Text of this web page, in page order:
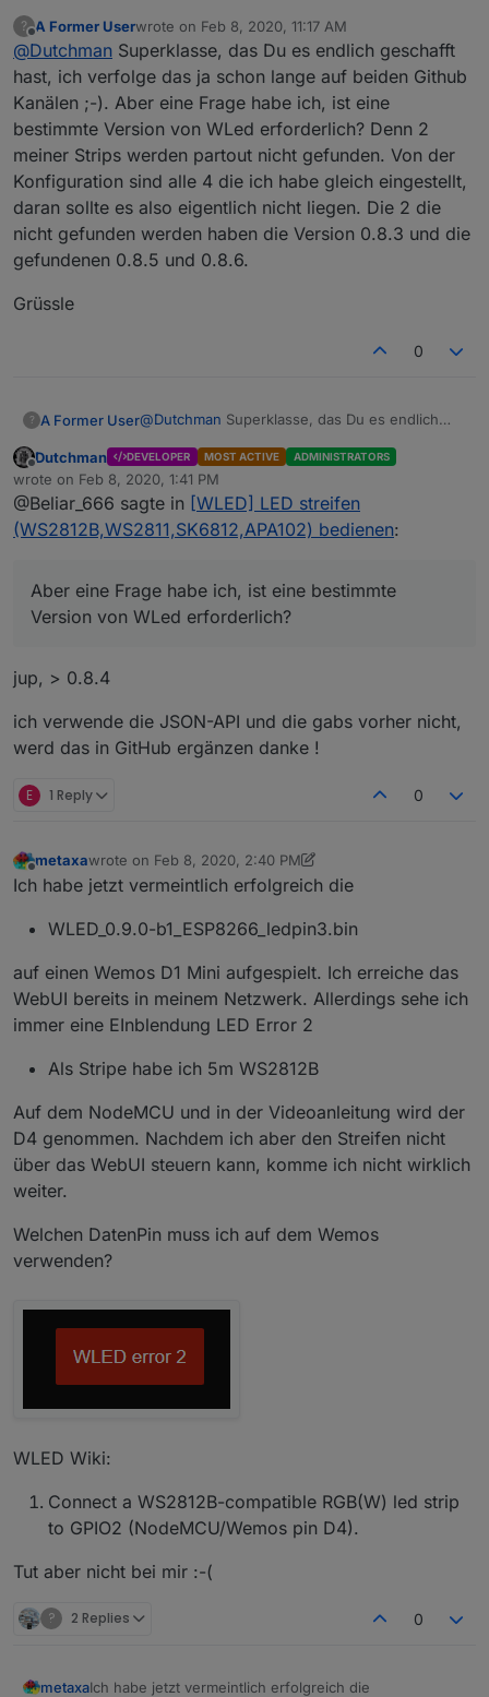
Wäre es theoretisch auch möglich, statt den ID
Nummern auch die Namen der Effekte in den
DP zu schreiben?
?
Offline
A Former Userwrote on Feb 8, 2020, 11:17 AM
last edited by
@Dutchman Superklasse, das Du es endlich geschafft
hast, ich verfolge das ja schon lange auf beiden Github
Kanälen ;-). Aber eine Frage habe ich, ist eine
bestimmte Version von WLed erforderlich? Denn 2
meiner Strips werden partout nicht gefunden. Von der
Konfiguration sind alle 4 die ich habe gleich eingestellt,
daran sollte es also eigentlich nicht liegen. Die 2 die
nicht gefunden werden haben die Version 0.8.3 und die
gefundenen 0.8.5 und 0.8.6.
Grüssle
0
? A Former User@Dutchman Superklasse, das Du es endlich
auf beiden Github Kanälen ;-). Aber eine Frage
habe ich, ist eine bestimmte Version von WLed
erforderlich? Denn 2 meiner Strips werden
partout nicht gefunden. Von der Konfiguration
sind alle 4 die ich habe gleich eingestellt, daran
nicht gefunden werden haben die Version
0.8.3 und die gefundenen 0.8.5 und 0.8.6.
Grüssle
Offline
Dutchman DEVELOPER MOST ACTIVE ADMINISTRATORS
wrote on Feb 8, 2020, 1:41 PM
last edited by
@Beliar_666 sagte in [WLED] LED streifen
(WS2812B,WS2811,SK6812,APA102) bedienen:
Aber eine Frage habe ich, ist eine bestimmte
Version von WLed erforderlich?
jup, > 0.8.4
ich verwende die JSON-API und die gabs vorher nicht,
werd das in GitHub ergänzen danke !
E 1 Reply 0
Offline
metaxawrote on Feb 8, 2020, 2:40 PM
last edited by metaxaFeb 8, 2020, 4:02 PM
Ich habe jetzt vermeintlich erfolgreich die
WLED_0.9.0-b1_ESP8266_ledpin3.bin
auf einen Wemos D1 Mini aufgespielt. Ich erreiche das
WebUI bereits in meinem Netzwerk. Allerdings sehe ich
immer eine EInblendung LED Error 2
Als Stripe habe ich 5m WS2812B
Auf dem NodeMCU und in der Videoanleitung wird der
D4 genommen. Nachdem ich aber den Streifen nicht
über das WebUI steuern kann, komme ich nicht wirklich
weiter.
Welchen DatenPin muss ich auf dem Wemos
verwenden?
WLED Wiki:
Connect a WS2812B-compatible RGB(W) led strip
to GPIO2 (NodeMCU/Wemos pin D4).
Tut aber nicht bei mir :-(
? 2 Replies 0
metaxaIch habe jetzt vermeintlich erfolgreich die